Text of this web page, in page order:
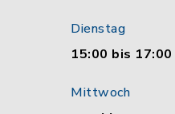
Dienstag
15:00 bis 17:00
Mittwoch